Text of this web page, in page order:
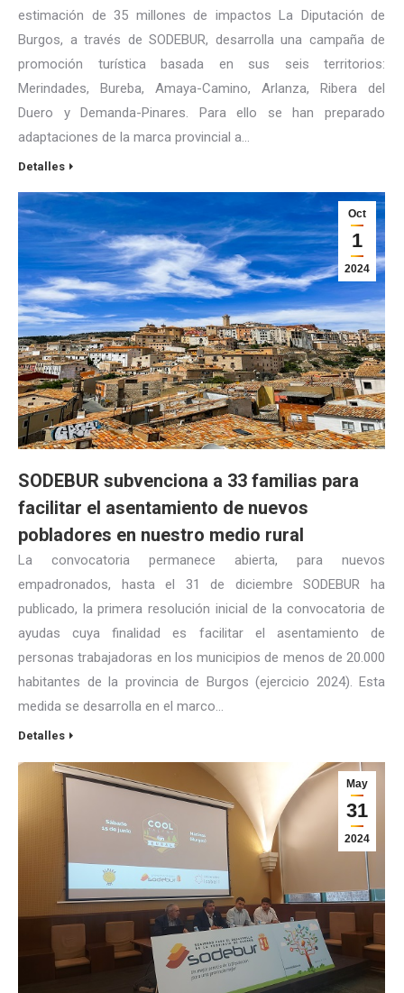
estimación de 35 millones de impactos La Diputación de
Burgos, a través de SODEBUR, desarrolla una campaña de
promoción turística basada en sus seis territorios:
Merindades, Bureba, Amaya-Camino, Arlanza, Ribera del
Duero y Demanda-Pinares. Para ello se han preparado
adaptaciones de la marca provincial a…
Detalles
Oct
1
2024
SODEBUR subvenciona a 33 familias para
facilitar el asentamiento de nuevos
pobladores en nuestro medio rural
La convocatoria permanece abierta, para nuevos
empadronados, hasta el 31 de diciembre SODEBUR ha
publicado, la primera resolución inicial de la convocatoria de
ayudas cuya finalidad es facilitar el asentamiento de
personas trabajadoras en los municipios de menos de 20.000
habitantes de la provincia de Burgos (ejercicio 2024). Esta
medida se desarrolla en el marco…
Detalles
May
31
2024